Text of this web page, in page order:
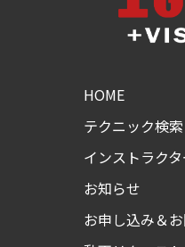
HOME
テクニック検索
インストラクタ
お知らせ
お申し込み＆